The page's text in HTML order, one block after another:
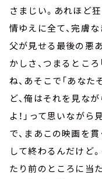
さまじい。あれほど
情ゆえに全て、完膚
父が見せる最後の悪
かしさ、つまるとこ
ね、あそこで「あな
ど、俺はそれを見なが
よ！」って思いなが
で、まあこの映画を
して終わるんだけど
たり前のところに当